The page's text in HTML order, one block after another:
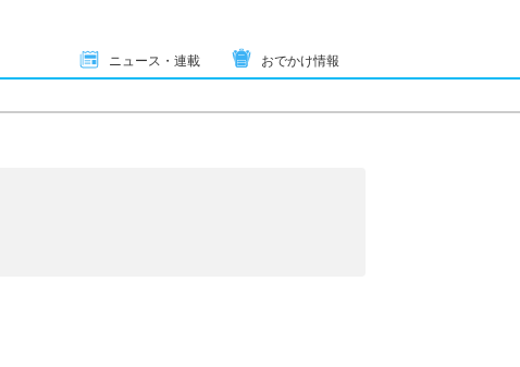
ニュース・連載 おでかけ情報